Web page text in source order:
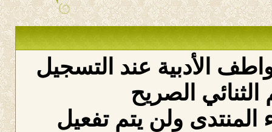
الأدبية عند التسجيل
الصريح
ولن يتم تفعيل